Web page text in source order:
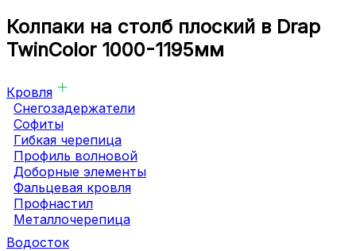
Колпаки на столб плоский в Drap
TwinColor 1000-1195мм
Кровля
Снегозадержатели
Софиты
Гибкая черепица
Профиль волновой
Доборные элементы
Фальцевая кровля
Профнастил
Металлочерепица
Водосток